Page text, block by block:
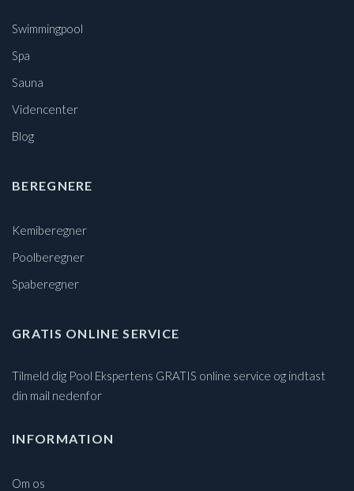
Swimmingpool
Spa
Sauna
Videncenter
Blog
BEREGNERE
Kemiberegner
Poolberegner
Spaberegner
GRATIS ONLINE SERVICE
Tilmeld dig Pool Ekspertens GRATIS online service og indtast
din mail nedenfor
INFORMATION
Om os